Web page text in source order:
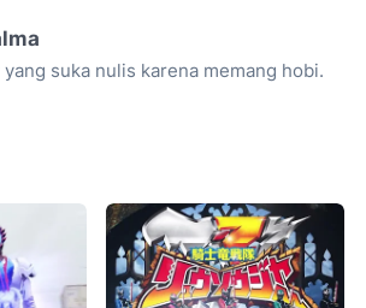
suka nulis karena memang hobi.